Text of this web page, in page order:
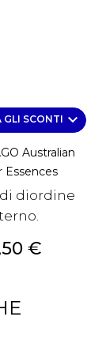
SCONTI keyboard_arrow_down
Australian
Essences
diordine
€